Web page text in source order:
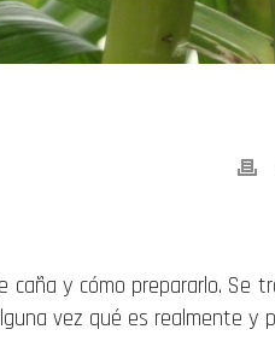
caña y cómo prepararlo. Se
vez qué es realmente y